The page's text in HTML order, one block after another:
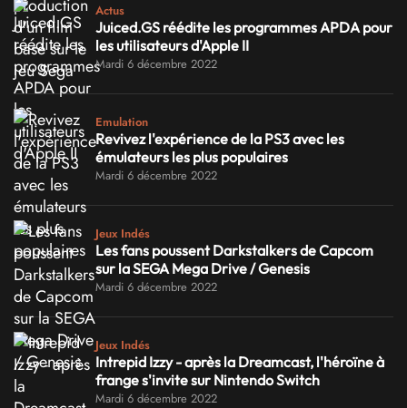
Actus
Juiced.GS réédite les programmes APDA pour
les utilisateurs d'Apple II
Mardi 6 décembre 2022
Emulation
Revivez l'expérience de la PS3 avec les
émulateurs les plus populaires
Mardi 6 décembre 2022
Jeux Indés
Les fans poussent Darkstalkers de Capcom
sur la SEGA Mega Drive / Genesis
Mardi 6 décembre 2022
Jeux Indés
Intrepid Izzy - après la Dreamcast, l'héroïne à
frange s'invite sur Nintendo Switch
Mardi 6 décembre 2022